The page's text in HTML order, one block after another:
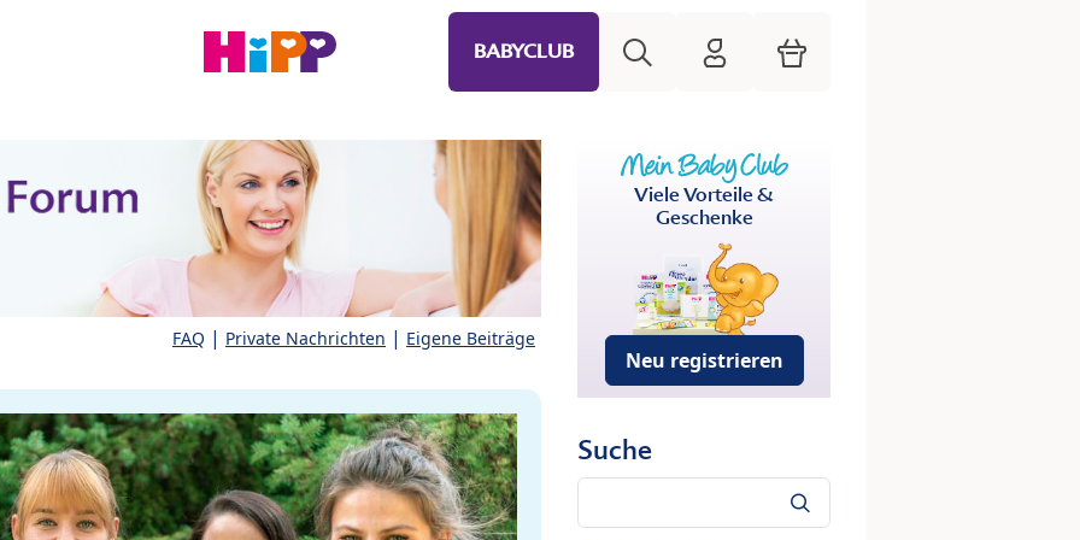
BABYCLUB HiPP Mein Babyclub
Warenkorb
FAQ | Private Nachrichten | Eigene Beiträge
Viele Vorteile &
Geschenke
Neu registrieren
Suche